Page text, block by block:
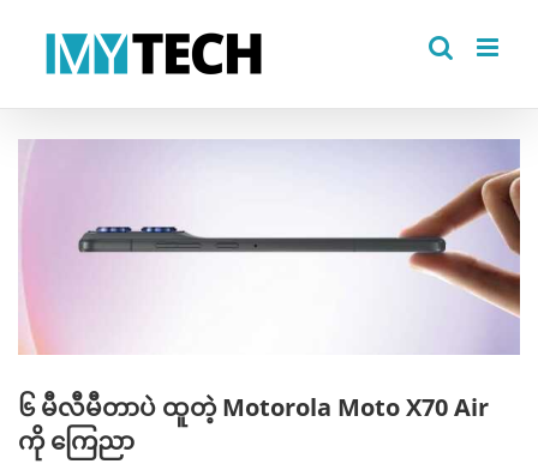
၆ မီလီမီတာပဲ ထူတဲ့ Motorola Moto X70 Air
ကို ကြေညာ